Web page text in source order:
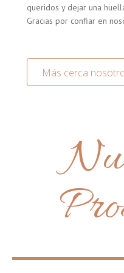
queridos y dejar una
Gracias por confiar en
Más cerca